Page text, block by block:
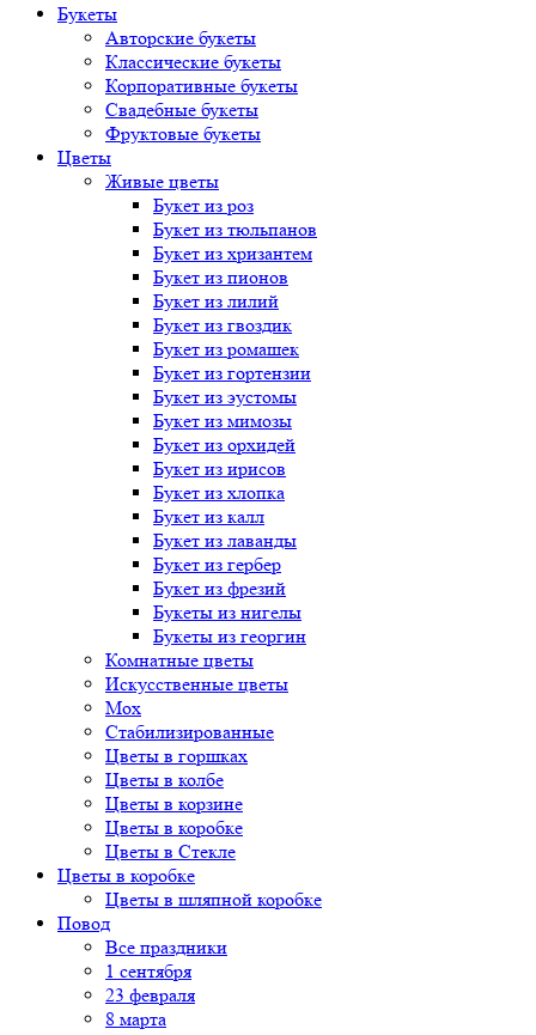
Букеты
Авторские букеты
Классические букеты
Корпоративные букеты
Свадебные букеты
Фруктовые букеты
Цветы
Живые цветы
Букет из роз
Букет из тюльпанов
Букет из хризантем
Букет из пионов
Букет из лилий
Букет из гвоздик
Букет из ромашек
Букет из гортензии
Букет из эустомы
Букет из мимозы
Букет из орхидей
Букет из ирисов
Букет из хлопка
Букет из калл
Букет из лаванды
Букет из гербер
Букет из фрезий
Букеты из нигелы
Букеты из георгин
Комнатные цветы
Искусственные цветы
Мох
Стабилизированные
Цветы в горшках
Цветы в колбе
Цветы в корзине
Цветы в коробке
Цветы в Стекле
Цветы в коробке
Цветы в шляпной коробке
Повод
Все праздники
1 сентября
23 февраля
8 марта